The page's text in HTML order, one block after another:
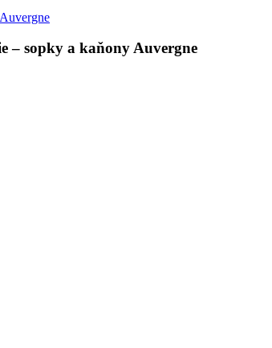
– sopky a kaňony Auvergne